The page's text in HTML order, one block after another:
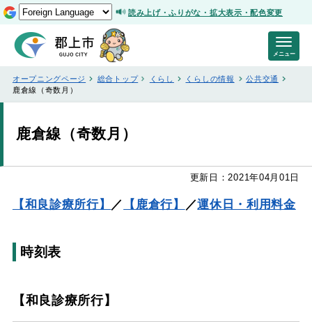
読み上げ・ふりがな・拡大表示・配色変更
オープニングページ 総合トップ くらし くらしの情報
公共交通
鹿倉線（奇数月）
鹿倉線（奇数月）
更新日：2021年04月01日
【和良診療所行】 ／ 【鹿倉行】 ／運休日・利用料金
時刻表
【和良診療所行】
メニュー